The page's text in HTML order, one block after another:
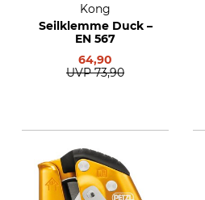
Kong
Seilklemme Duck –
EN 567
64,90
UVP 73,90